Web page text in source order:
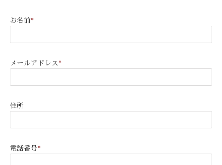
お名前*
メールアドレス*
住所
電話番号*